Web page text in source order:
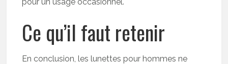
Ce qu’il faut retenir
En conclusion, les lunettes pour hommes ne